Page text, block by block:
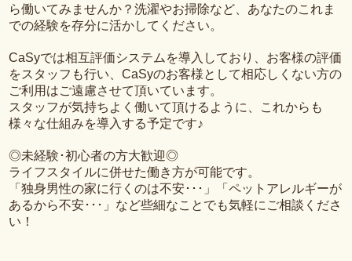
ら働いてみませんか？洗濯やお掃除など、あなたのこれま
での経験を存分に活かしてください。
CaSyでは相互評価システムを導入しており、お客様の評価
をスタッフも行い、CaSyのお客様として相応しくない方の
ご利用はご遠慮させて頂いています。
スタッフが気持ちよく働いて頂けるように、これからも
様々な仕組みを導入する予定です♪
◎未経験･初心者の方大歓迎◎
ライフスタイルに併せた働き方が可能です。
「独身男性の家に行くのは不安･･･」「ペットアレルギーが
あるから不安･･･」など些細なことでも気軽にご相談くださ
い！